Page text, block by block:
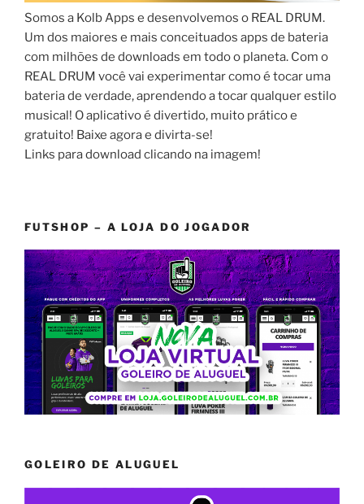
Somos a Kolb Apps e desenvolvemos o REAL DRUM.
Um dos maiores e mais conceituados apps de bateria
com milhões de downloads em todo o planeta. Com o
REAL DRUM você vai experimentar como é tocar uma
bateria de verdade, aprendendo a tocar qualquer estilo
musical! O aplicativo é divertido, muito prático e
gratuito! Baixe agora e divirta-se!
Links para download clicando na imagem!
FUTSHOP – A LOJA DO JOGADOR
GOLEIRO DE ALUGUEL